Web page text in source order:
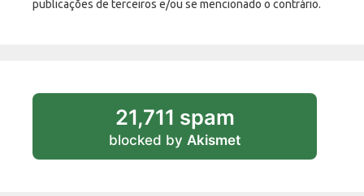
publicações de terceiros e/ou se mencionado o contrário.
21,711 spam
blocked by Akismet